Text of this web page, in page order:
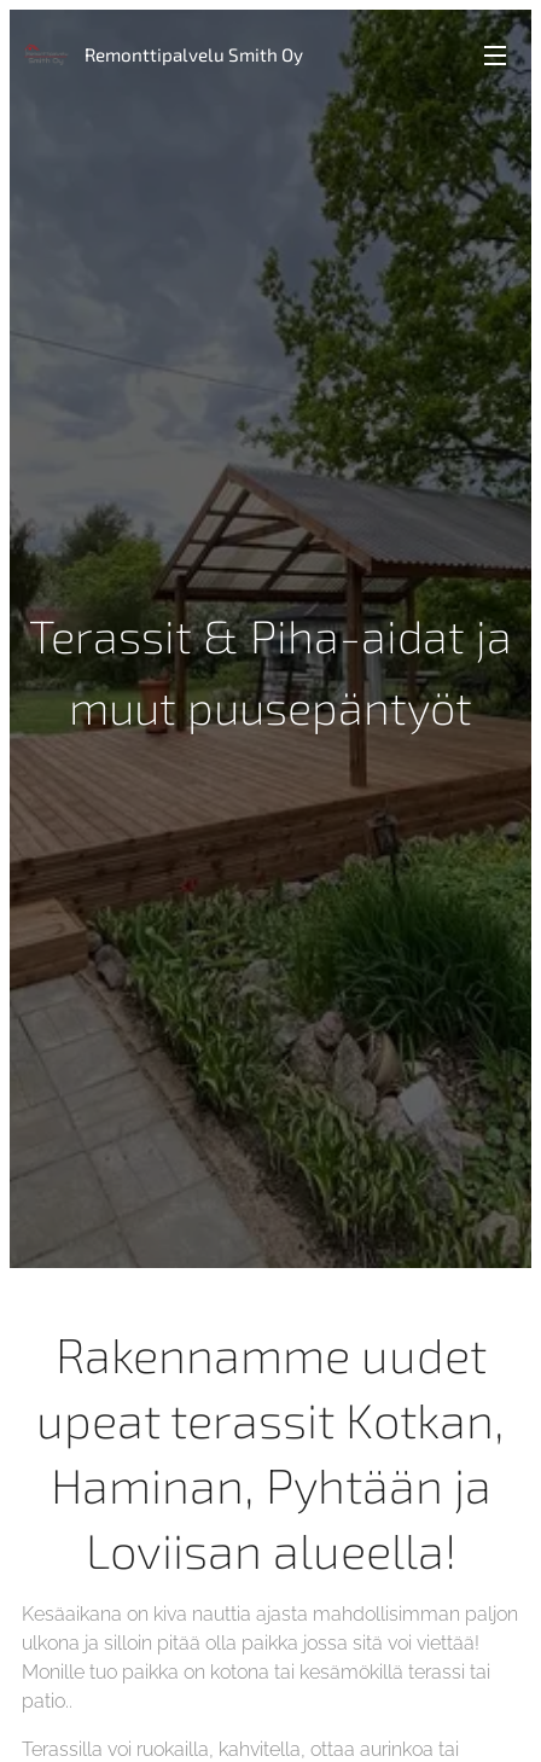
Remonttipalvelu Smith Oy
Terassit & Piha-aidat ja
muut puusepäntyöt
Rakennamme uudet
upeat terassit Kotkan,
Haminan, Pyhtään ja
Loviisan alueella!
Kesäaikana on kiva nauttia ajasta mahdollisimman paljon
ulkona ja silloin pitää olla paikka jossa sitä voi viet­tää!
Monille tuo paikka on kotona tai kesämökillä terassi tai
patio..
Terassilla voi ruokailla, kahvitella, ottaa aurinkoa tai